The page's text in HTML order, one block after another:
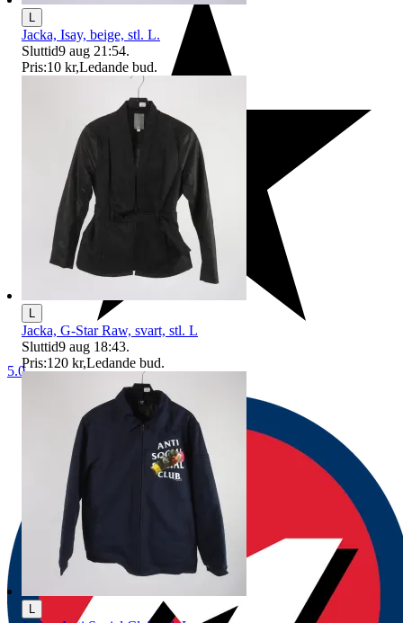
5.0
L
Jacka, Isay, beige, stl. L.
Sluttid9 aug 21:54.
Pris:10 kr,Ledande bud.
L
Jacka, G-Star Raw, svart, stl. L
Sluttid9 aug 18:43.
Pris:120 kr,Ledande bud.
L